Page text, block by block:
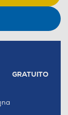
GRATUITO